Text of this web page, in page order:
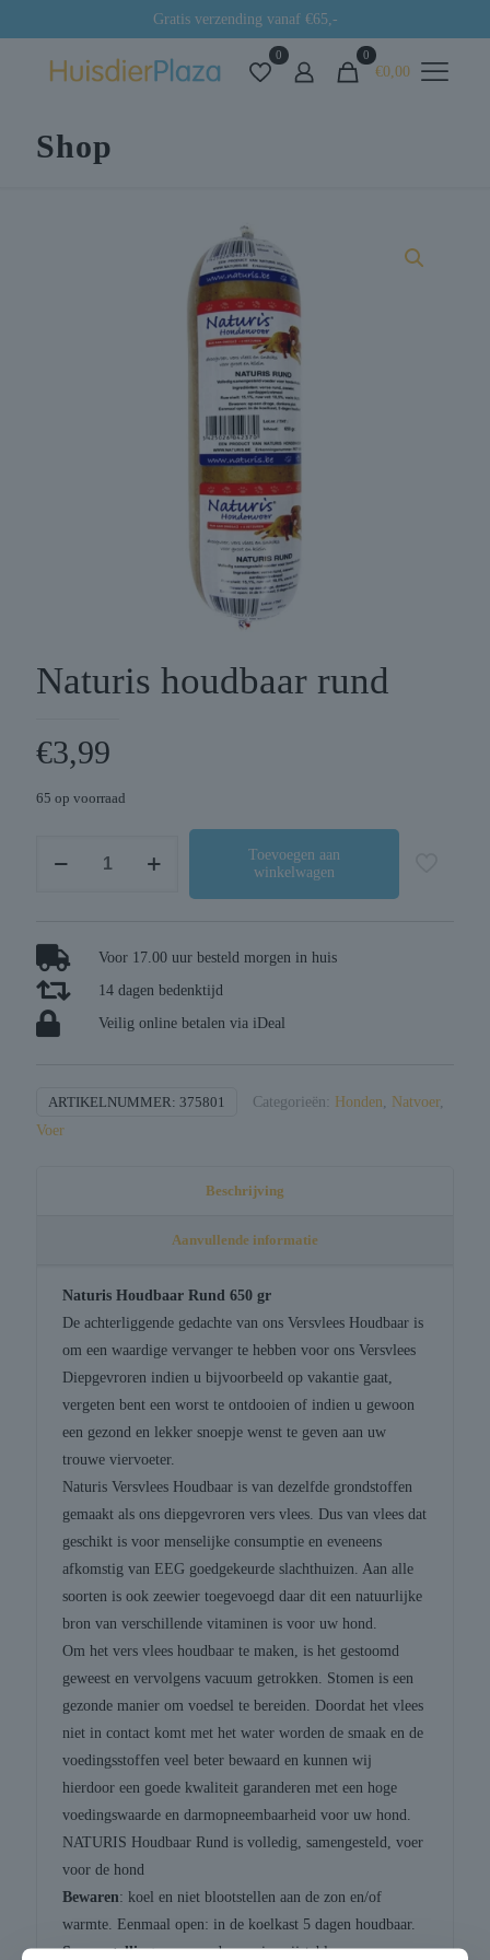
Gratis verzending vanaf €65,-
0 0
€0,00
Shop
Naturis houdbaar rund
€3,99
65 op voorraad
Toevoegen aan
winkelwagen
Voor 17.00 uur besteld morgen in huis
14 dagen bedenktijd
Veilig online betalen via iDeal
ARTIKELNUMMER: 375801 Categorieën: Honden, Natvoer,
Voer
Beschrijving
Aanvullende informatie
Naturis Houdbaar Rund 650 gr
De achterliggende gedachte van ons Versvlees Houdbaar is
om een waardige vervanger te hebben voor ons Versvlees
Diepgevroren indien u bijvoorbeeld op vakantie gaat,
vergeten bent een worst te ontdooien of indien u gewoon
een gezond en lekker snoepje wenst te geven aan uw
trouwe viervoeter.
Naturis Versvlees Houdbaar is van dezelfde grondstoffen
gemaakt als ons diepgevroren vers vlees. Dus van vlees dat
geschikt is voor menselijke consumptie en eveneens
afkomstig van EEG goedgekeurde slachthuizen. Aan alle
soorten is ook zeewier toegevoegd daar dit een natuurlijke
bron van verschillende vitaminen is voor uw hond.
Om het vers vlees houdbaar te maken, is het gestoomd
geweest en vervolgens vacuum getrokken. Stomen is een
gezonde manier om voedsel te bereiden. Doordat het vlees
niet in contact komt met het water worden de smaak en de
voedingsstoffen veel beter bewaard en kunnen wij
hierdoor een goede kwaliteit garanderen met een hoge
voedingswaarde en darmopneembaarheid voor uw hond.
NATURIS Houdbaar Rund is volledig, samengesteld, voer
voor de hond
Bewaren: koel en niet blootstellen aan de zon en/of
warmte. Eenmaal open: in de koelkast 5 dagen houdbaar.
Samenstelling:vers rund, zeewier, rijstebloem.